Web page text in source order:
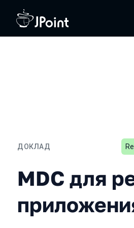
ДОКЛАД
MDC для
MDC для